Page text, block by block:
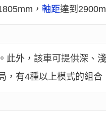
，軸距達到
外，該車可提供深、
有4種以上模式的組合